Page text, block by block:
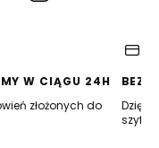
W CIĄGU 24H
złożonych do
Dzięki